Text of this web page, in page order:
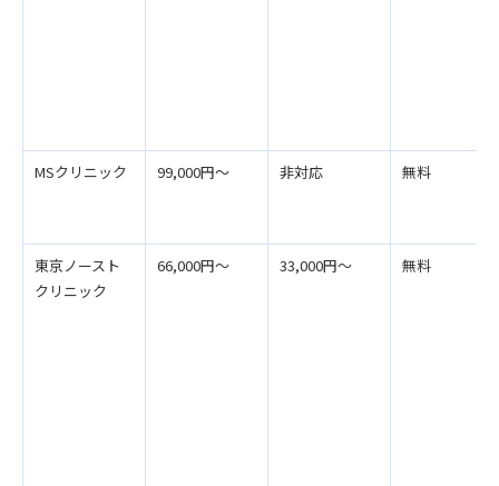
MSクリニック 99,000円～ 非対応 無料
東京ノースト
クリニック
66,000円～ 33,000円～ 無料